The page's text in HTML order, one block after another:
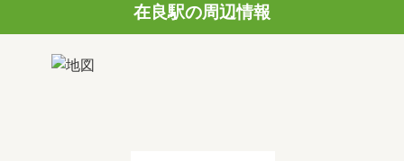
在良駅の周辺情報